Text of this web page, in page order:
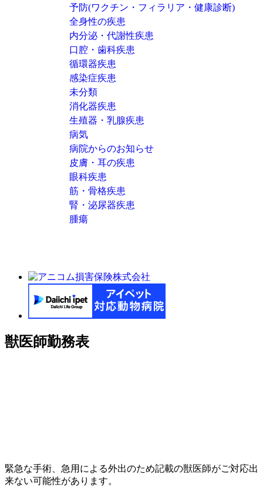
予防(ワクチン・フィラリア・健康診断)
全身性の疾患
内分泌・代謝性疾患
口腔・歯科疾患
循環器疾患
感染症疾患
未分類
消化器疾患
生殖器・乳腺疾患
病気
病院からのお知らせ
皮膚・耳の疾患
眼科疾患
筋・骨格疾患
腎・泌尿器疾患
腫瘍
獣医師勤務表
緊急な手術、急用による外出のため記載の獣医師がご対応出
来ない可能性があります。